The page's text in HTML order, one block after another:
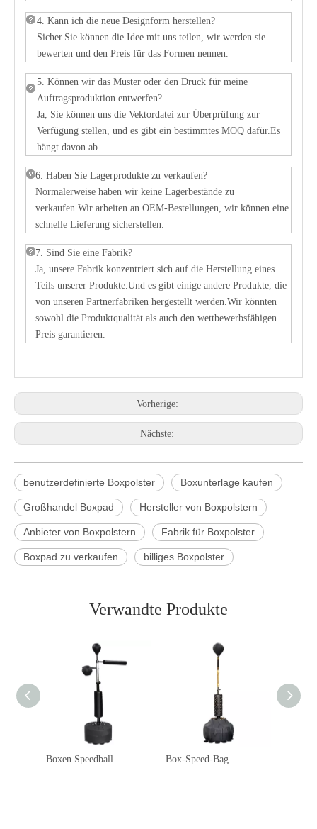
4. Kann ich die neue Designform herstellen?
Sicher.Sie können die Idee mit uns teilen, wir werden sie
bewerten und den Preis für das Formen nennen.
5. Können wir das Muster oder den Druck für meine
Auftragsproduktion entwerfen?
Ja, Sie können uns die Vektordatei zur Überprüfung zur
Verfügung stellen, und es gibt ein bestimmtes MOQ dafür.Es
hängt davon ab.
6. Haben Sie Lagerprodukte zu verkaufen?
Normalerweise haben wir keine Lagerbestände zu
verkaufen.Wir arbeiten an OEM-Bestellungen, wir können eine
schnelle Lieferung sicherstellen.
7. Sind Sie eine Fabrik?
Ja, unsere Fabrik konzentriert sich auf die Herstellung eines
Teils unserer Produkte.Und es gibt einige andere Produkte, die
von unseren Partnerfabriken hergestellt werden.Wir könnten
sowohl die Produktqualität als auch den wettbewerbsfähigen
Preis garantieren.
Vorherige:
Nächste:
benutzerdefinierte Boxpolster Boxunterlage kaufen
Großhandel Boxpad Hersteller von Boxpolstern
Anbieter von Boxpolstern Fabrik für Boxpolster
Boxpad zu verkaufen billiges Boxpolster
Verwandte Produkte
Boxen Speedball Box-Speed-Bag